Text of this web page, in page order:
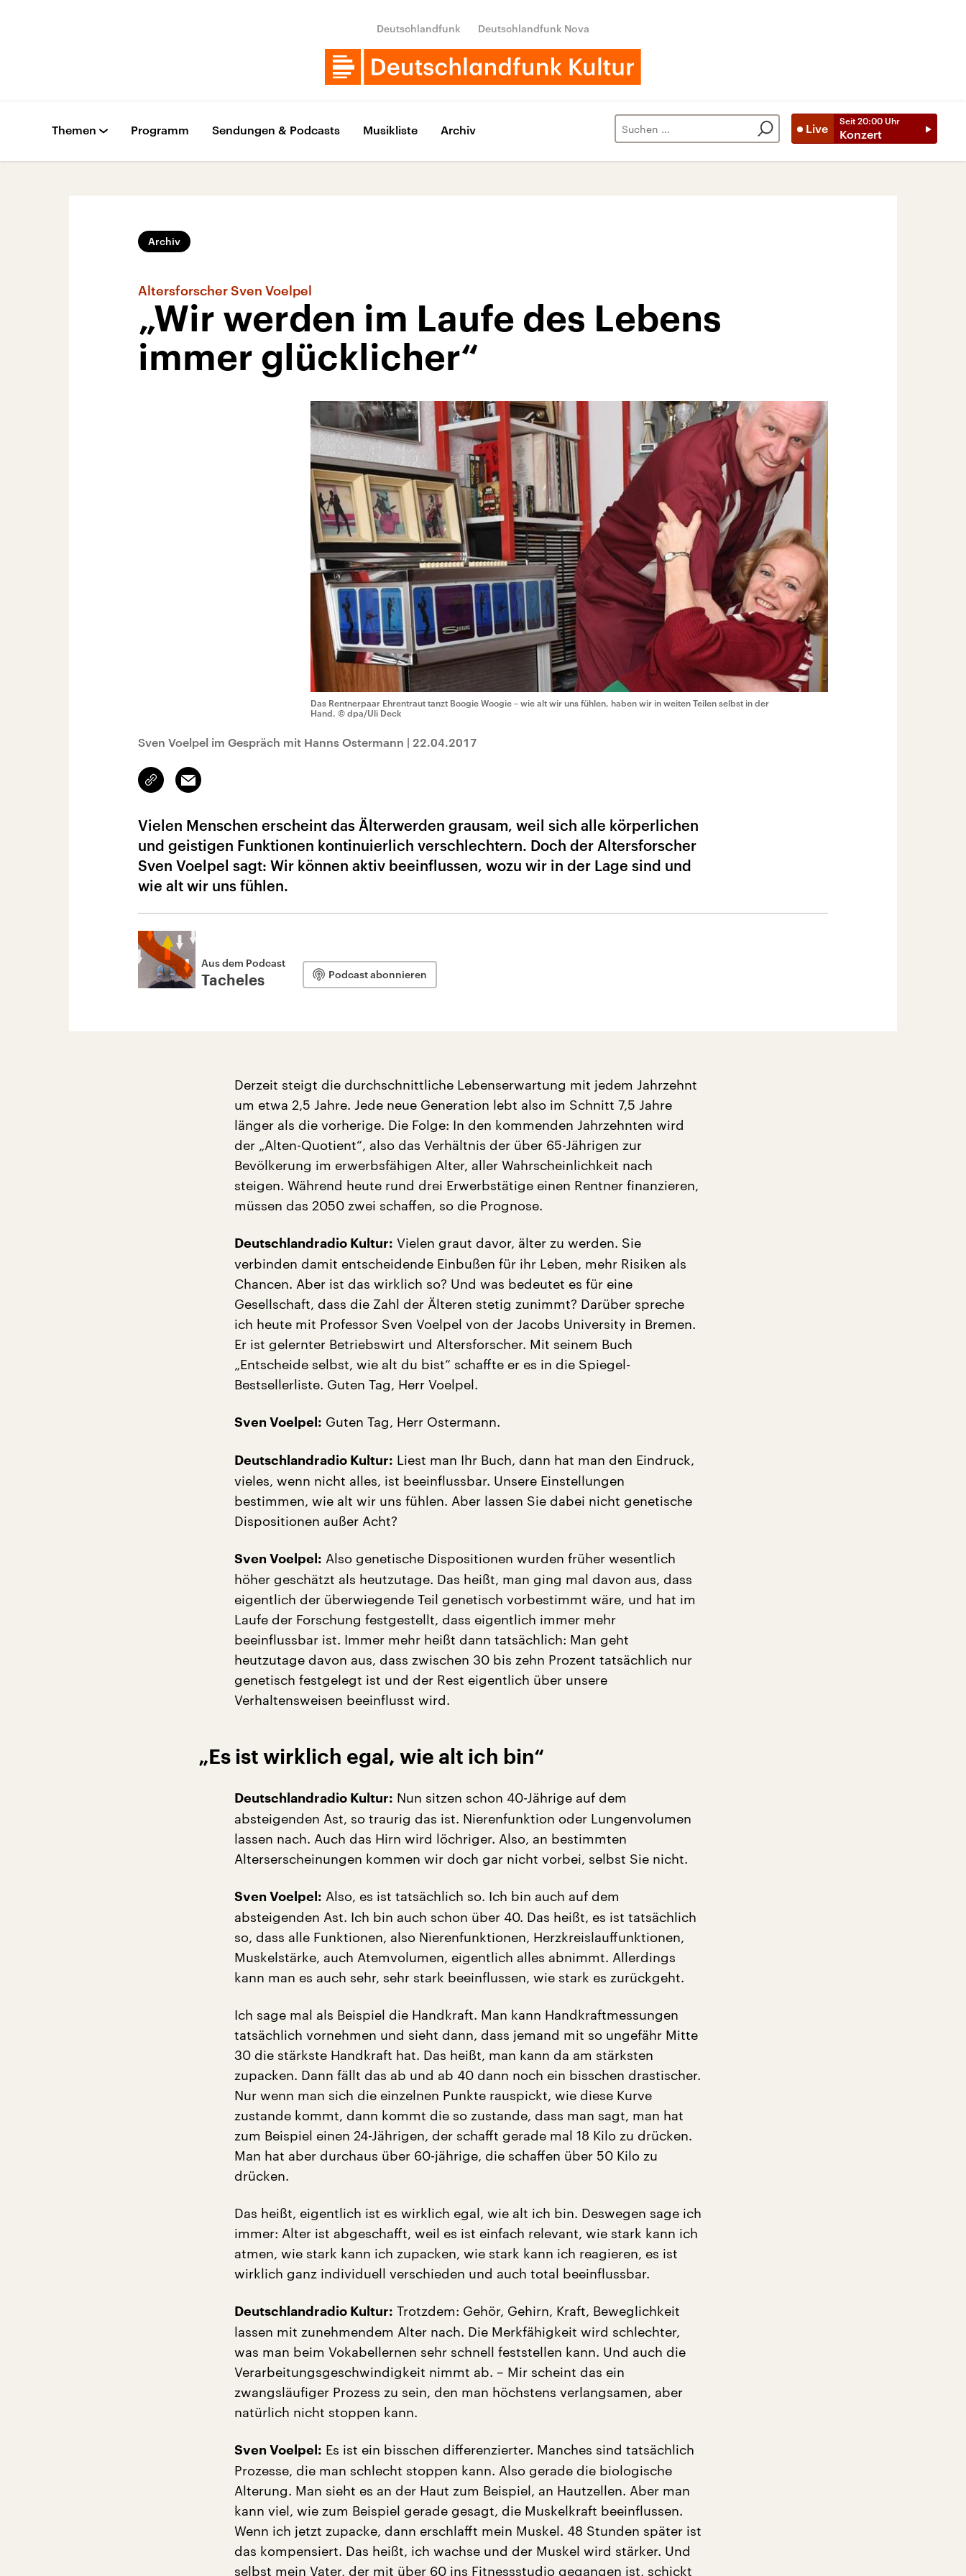
Deutschlandfunk Deutschlandfunk Nova
Live
Seit 20:00 Uhr
Konzert
Themen Programm Sendungen & Podcasts Musikliste Archiv
Archiv
Altersforscher Sven Voelpel
„Wir werden im Laufe des Lebens
immer glücklicher“
Das Rentnerpaar Ehrentraut tanzt Boogie Woogie – wie alt wir uns fühlen, haben wir in weiten Teilen selbst in der
Hand. © dpa/Uli Deck
Sven Voelpel im Gespräch mit Hanns Ostermann | 22.04.2017
Link
kopieren/teilen
Email
Vielen Menschen erscheint das Älterwerden grausam, weil sich alle körperlichen
und geistigen Funktionen kontinuierlich verschlechtern. Doch der Altersforscher
Sven Voelpel sagt: Wir können aktiv beeinflussen, wozu wir in der Lage sind und
wie alt wir uns fühlen.
Aus dem Podcast
Tacheles Podcast abonnieren
Derzeit steigt die durchschnittliche Lebenserwartung mit jedem Jahrzehnt
um etwa 2,5 Jahre. Jede neue Generation lebt also im Schnitt 7,5 Jahre
länger als die vorherige. Die Folge: In den kommenden Jahrzehnten wird
der „Alten-Quotient“, also das Verhältnis der über 65-Jährigen zur
Bevölkerung im erwerbsfähigen Alter, aller Wahrscheinlichkeit nach
steigen. Während heute rund drei Erwerbstätige einen Rentner finanzieren,
müssen das 2050 zwei schaffen, so die Prognose.
Deutschlandradio Kultur: Vielen graut davor, älter zu werden. Sie
verbinden damit entscheidende Einbußen für ihr Leben, mehr Risiken als
Chancen. Aber ist das wirklich so? Und was bedeutet es für eine
Gesellschaft, dass die Zahl der Älteren stetig zunimmt? Darüber spreche
ich heute mit Professor Sven Voelpel von der Jacobs University in Bremen.
Er ist gelernter Betriebswirt und Altersforscher. Mit seinem Buch
„Entscheide selbst, wie alt du bist“ schaffte er es in die Spiegel-
Bestsellerliste. Guten Tag, Herr Voelpel.
Sven Voelpel: Guten Tag, Herr Ostermann.
Deutschlandradio Kultur: Liest man Ihr Buch, dann hat man den Eindruck,
vieles, wenn nicht alles, ist beeinflussbar. Unsere Einstellungen
bestimmen, wie alt wir uns fühlen. Aber lassen Sie dabei nicht genetische
Dispositionen außer Acht?
Sven Voelpel: Also genetische Dispositionen wurden früher wesentlich
höher geschätzt als heutzutage. Das heißt, man ging mal davon aus, dass
eigentlich der überwiegende Teil genetisch vorbestimmt wäre, und hat im
Laufe der Forschung festgestellt, dass eigentlich immer mehr
beeinflussbar ist. Immer mehr heißt dann tatsächlich: Man geht
heutzutage davon aus, dass zwischen 30 bis zehn Prozent tatsächlich nur
genetisch festgelegt ist und der Rest eigentlich über unsere
Verhaltensweisen beeinflusst wird.
„Es ist wirklich egal, wie alt ich bin“
Deutschlandradio Kultur: Nun sitzen schon 40-Jährige auf dem
absteigenden Ast, so traurig das ist. Nierenfunktion oder Lungenvolumen
lassen nach. Auch das Hirn wird löchriger. Also, an bestimmten
Alterserscheinungen kommen wir doch gar nicht vorbei, selbst Sie nicht.
Sven Voelpel: Also, es ist tatsächlich so. Ich bin auch auf dem
absteigenden Ast. Ich bin auch schon über 40. Das heißt, es ist tatsächlich
so, dass alle Funktionen, also Nierenfunktionen, Herzkreislauffunktionen,
Muskelstärke, auch Atemvolumen, eigentlich alles abnimmt. Allerdings
kann man es auch sehr, sehr stark beeinflussen, wie stark es zurückgeht.
Ich sage mal als Beispiel die Handkraft. Man kann Handkraftmessungen
tatsächlich vornehmen und sieht dann, dass jemand mit so ungefähr Mitte
30 die stärkste Handkraft hat. Das heißt, man kann da am stärksten
zupacken. Dann fällt das ab und ab 40 dann noch ein bisschen drastischer.
Nur wenn man sich die einzelnen Punkte rauspickt, wie diese Kurve
zustande kommt, dann kommt die so zustande, dass man sagt, man hat
zum Beispiel einen 24-Jährigen, der schafft gerade mal 18 Kilo zu drücken.
Man hat aber durchaus über 60-jährige, die schaffen über 50 Kilo zu
drücken.
Das heißt, eigentlich ist es wirklich egal, wie alt ich bin. Deswegen sage ich
immer: Alter ist abgeschafft, weil es ist einfach relevant, wie stark kann ich
atmen, wie stark kann ich zupacken, wie stark kann ich reagieren, es ist
wirklich ganz individuell verschieden und auch total beeinflussbar.
Deutschlandradio Kultur: Trotzdem: Gehör, Gehirn, Kraft, Beweglichkeit
lassen mit zunehmendem Alter nach. Die Merkfähigkeit wird schlechter,
was man beim Vokabellernen sehr schnell feststellen kann. Und auch die
Verarbeitungsgeschwindigkeit nimmt ab. – Mir scheint das ein
zwangsläufiger Prozess zu sein, den man höchstens verlangsamen, aber
natürlich nicht stoppen kann.
Sven Voelpel: Es ist ein bisschen differenzierter. Manches sind tatsächlich
Prozesse, die man schlecht stoppen kann. Also gerade die biologische
Alterung. Man sieht es an der Haut zum Beispiel, an Hautzellen. Aber man
kann viel, wie zum Beispiel gerade gesagt, die Muskelkraft beeinflussen.
Wenn ich jetzt zupacke, dann erschlafft mein Muskel. 48 Stunden später ist
das kompensiert. Das heißt, ich wachse und der Muskel wird stärker. Und
selbst mein Vater, der mit über 60 ins Fitnessstudio gegangen ist, schickt